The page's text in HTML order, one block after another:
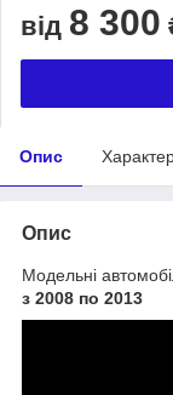
від 8 300
Опис
Опис
Модельні
з 2008 по 2013